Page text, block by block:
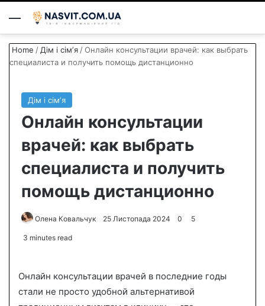
Menu
Home / Дім і сімʼя /Онлайн консультации врачей: как выбрать
специалиста и получить помощь дистанционно
Дім і сімʼя
Онлайн консультации
врачей: как выбрать
специалиста и получить
помощь дистанционно
Олена Ковальчук
a
n
e
25 Листопада 2024 0 5
3 minutes read
Онлайн консультации врачей в последние годы
стали не просто удобной альтернативой